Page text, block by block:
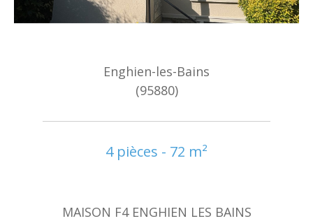
Enghien-les-Bains
(95880)
4 pièces - 72 m²
MAISON F4 ENGHIEN LES BAINS